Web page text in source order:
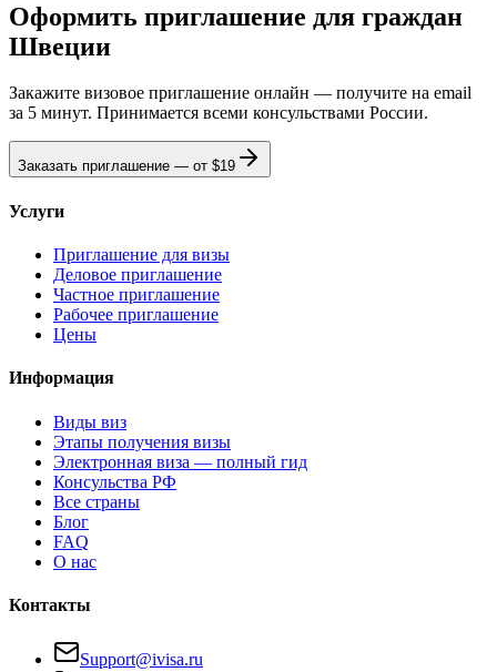
Оформить приглашение для граждан
Швеции
Закажите визовое приглашение онлайн — получите на email
за 5 минут. Принимается всеми консульствами России.
Заказать приглашение — от $19
Услуги
Приглашение для визы
Деловое приглашение
Частное приглашение
Рабочее приглашение
Цены
Информация
Виды виз
Этапы получения визы
Электронная виза — полный гид
Консульства РФ
Все страны
Блог
FAQ
О нас
Контакты
Support@ivisa.ru